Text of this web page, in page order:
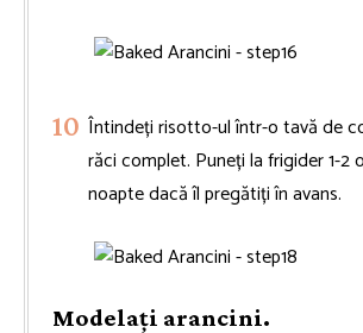
Întindeți risotto-ul într-o tavă de
răci complet. Puneți la frigider 1-2
noapte dacă îl pregătiți în avans.
Modelați arancini.